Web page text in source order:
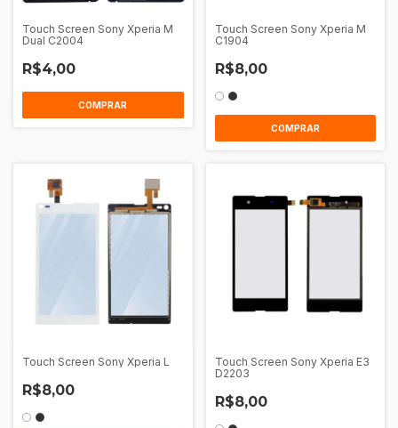
Touch Screen Sony Xperia M
Dual C2004
R$4,00
COMPRAR
Touch Screen Sony Xperia M
C1904
R$8,00
COMPRAR
Touch Screen Sony Xperia L
R$8,00
Touch Screen Sony Xperia E3
D2203
R$8,00